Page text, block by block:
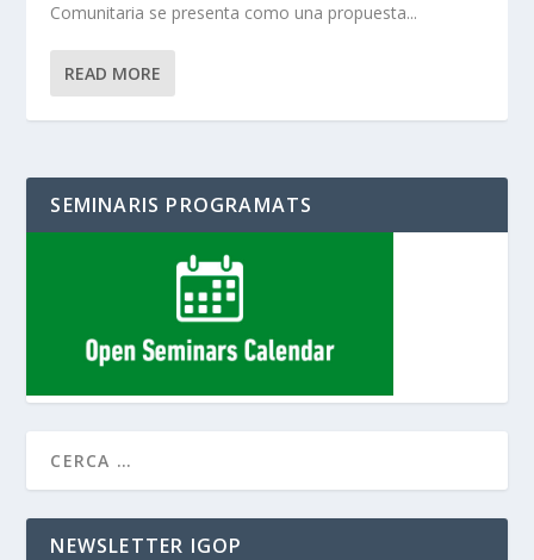
Comunitaria se presenta como una propuesta...
READ MORE
SEMINARIS PROGRAMATS
NEWSLETTER IGOP